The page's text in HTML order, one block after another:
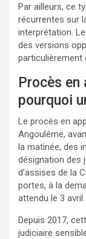
Par ailleurs, ce
récurrentes sur
interprétation.
des versions
particulièrement
Procès en
pourquoi
Le procès en
Angoulême,
la matinée, des
désignation des
d’assises de la
portes, à la
attendu le 3 avril.
Depuis 2017,
judiciaire